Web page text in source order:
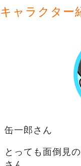
キャラクター
缶一郎さん
とっても面倒見